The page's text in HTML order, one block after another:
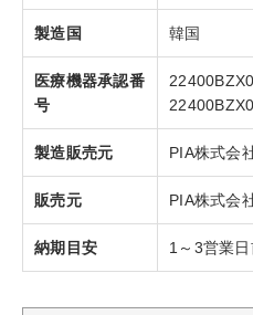
製造国 韓国
医療機器承認番
号
製造販売元 PIA株式会
販売元 PIA株式会
納期目安 1～3営業日